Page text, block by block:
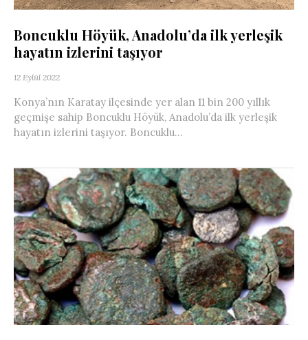
Boncuklu Höyük, Anadolu’da ilk yerleşik
hayatın izlerini taşıyor
12 Eylül 2022
Konya’nın Karatay ilçesinde yer alan 11 bin 200 yıllık
geçmişe sahip Boncuklu Höyük, Anadolu’da ilk yerleşik
hayatın izlerini taşıyor. Boncuklu...